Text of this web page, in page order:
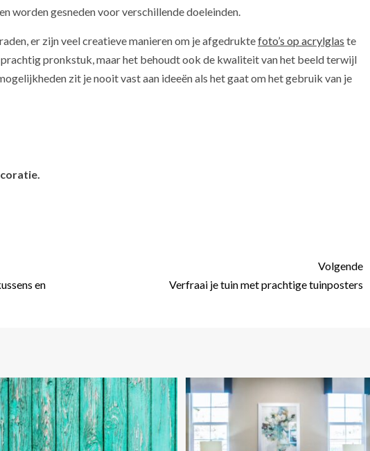
worden gesneden voor verschillende doeleinden.
er zijn veel creatieve manieren om je afgedruktefoto’s op acrylglas te
pronkstuk, maar het behoudt ook de kwaliteit van het beeld terwijl
zit je nooit vast aan ideeën als het gaat om het gebruik van je
en
Volgende
Verfraai je tuin met prachtige tuinposters